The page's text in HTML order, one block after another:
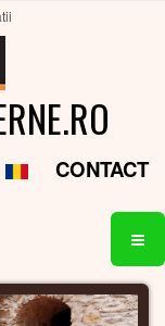
CONTACT